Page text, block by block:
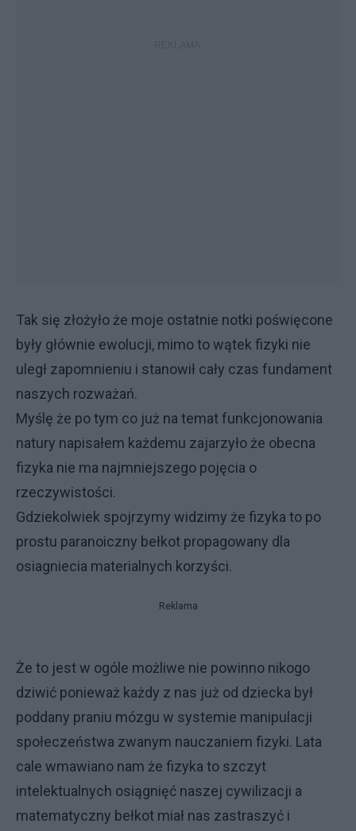
Tak się złożyło że moje ostatnie notki poświęcone
były głównie ewolucji, mimo to wątek fizyki nie
uległ zapomnieniu i stanowił cały czas fundament
naszych rozważań.
Myślę że po tym co już na temat funkcjonowania
natury napisałem każdemu zajarzyło że obecna
fizyka nie ma najmniejszego pojęcia o
rzeczywistości.
Gdziekolwiek spojrzymy widzimy że fizyka to po
prostu paranoiczny bełkot propagowany dla
osiagniecia materialnych korzyści.
Reklama
Że to jest w ogóle możliwe nie powinno nikogo
dziwić ponieważ każdy z nas już od dziecka był
poddany praniu mózgu w systemie manipulacji
społeczeństwa zwanym nauczaniem fizyki. Lata
cale wmawiano nam że fizyka to szczyt
intelektualnych osiągnięć naszej cywilizacji a
matematyczny bełkot miał nas zastraszyć i